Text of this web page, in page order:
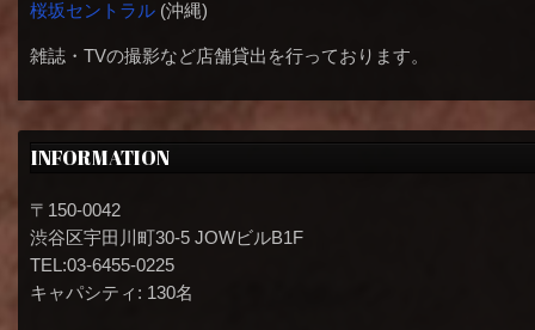
桜坂セントラル(沖縄)
雑誌・TVの撮影など店舗貸出を行っております。
INFORMATION
〒150-0042
渋谷区宇田川町30-5 JOWビルB1F
TEL:03-6455-0225
キャパシティ: 130名